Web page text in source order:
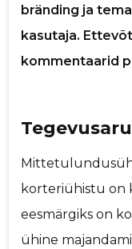
bränding ja
kasutaja.
kommentaarid
korteriühistu on
eesmärgiks on
ühine
Sinu nimi
Sinu